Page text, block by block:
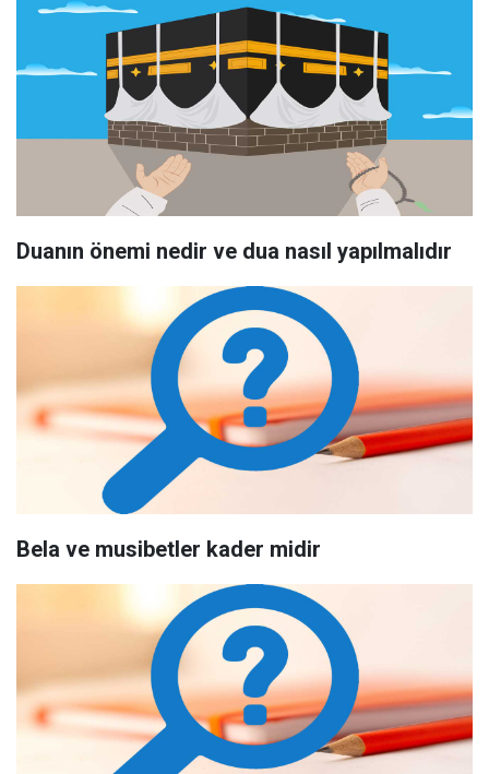
Duanın önemi nedir ve dua nasıl yapılmalıdır
Bela ve musibetler kader midir